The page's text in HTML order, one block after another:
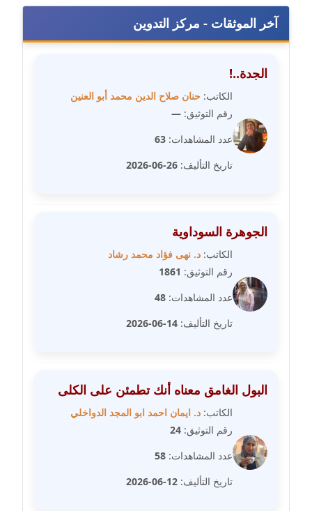
مدونة رشا كمال
عاملة
مدونة رشا ماهر
مدونة رشيد سبابو
عاملة
مدونة رفعت عراقي
عاملة
مدونة ريهام الخميسي
مدونة زينات مطاوع
عاملة
مدونة زينب حمدي
مدونة سارة ابراهيم
آخر الموثقات - مركز التدوين
الجدة..!
الكاتب: حنان صلاح الدين محمد أبو العنين
رقم التوثيق: —
عدد المشاهدات: 63
تاريخ التأليف: 26-06-2026
الجوهرة السوداوية
الكاتب: د. نهى فؤاد محمد رشاد
رقم التوثيق: 1861
عدد المشاهدات: 48
تاريخ التأليف: 14-06-2026
البول الغامق معناه أنك تطمئن على الكلى
الكاتب: د. ايمان احمد ابو المجد الدواخلي
رقم التوثيق: 24
عدد المشاهدات: 58
تاريخ التأليف: 12-06-2026